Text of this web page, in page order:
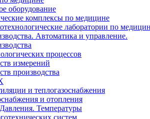
оборудование
комплексы по медицине
лаборатории по
Автоматика и управление.
процессов
измерений
производства
и теплогазоснабжения
и отопления
Температуры
систем